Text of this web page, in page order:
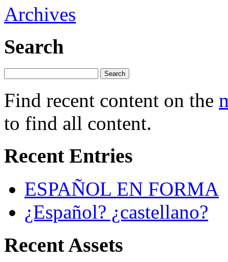
Archives
Search
Find recent content on the
to find all content.
Recent Entries
ESPAÑOL EN FORMA
¿Español? ¿castellano?
Recent Assets